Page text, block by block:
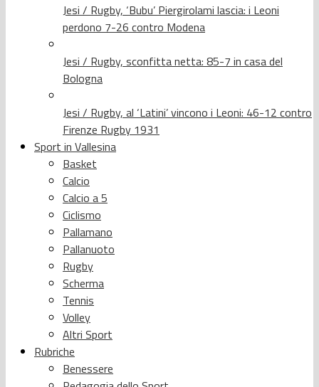
Jesi / Rugby, ‘Bubu’ Piergirolami lascia: i Leoni
perdono 7-26 contro Modena
Jesi / Rugby, sconfitta netta: 85-7 in casa del
Bologna
Jesi / Rugby, al ‘Latini’ vincono i Leoni: 46-12 contro
Firenze Rugby 1931
Sport in Vallesina
Basket
Calcio
Calcio a 5
Ciclismo
Pallamano
Pallanuoto
Rugby
Scherma
Tennis
Volley
Altri Sport
Rubriche
Benessere